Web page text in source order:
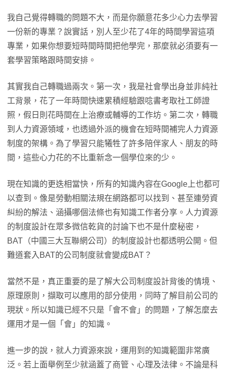
我自己覺得轉職的問題不大，而是你願意花多少心力去學習
一份新的專業？說實話，別人至少花了4年的時間學習這項
專業，如果你想要短時間時間把他學完，那麼就必須要有一
套學習策略跟時間安排。
其實我自己轉職過兩次。第一次，我是社會學出身並非純社
工背景，花了一年時間快速累積經驗跟唸書考取社工師證
照，假日則花時間在上治療或輔導的工作坊。第二次，轉職
到人力資源領域，也透過外派的機會在短時間補完人力資源
制度的架構。為了學習只能犧牲了許多陪伴家人、朋友的時
間，這些心力花的不比重新念一個學位來的少。
現在知識的更迭相當快，所有的知識內容在Google上也都可
以查到。像是勞動相關法規在網路都可以找到、甚至連勞資
糾紛的解法、涵攝哪個法條也有知識工作者分享。人力資源
的制度設計在眾多微信乾貨的討論下也不是什麼秘密，
BAT（中國三大互聯網公司）的制度設計也都透明公開。但
難道套入BAT的公司制度就會變成BAT？
當然不是，真正重要的是了解大公司制度設計背後的情境、
原理原則，擷取可以應用的部分使用，同時了解目前公司的
現狀。所以知識已經不只是「會不會」的問題，了解怎麼去
運用才是一個「會」的知識。
進一步的說，就人力資源來說，運用到的知識範圍非常廣
泛。若上面舉例至少就涵蓋了商管、心理及法律。不論是科